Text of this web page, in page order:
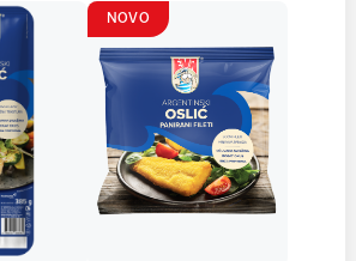
NOVO